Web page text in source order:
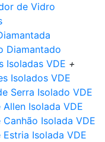
de Vidro
Diamantado
Isoladas VDE +
Isolados VDE
Serra Isolado VDE
Allen Isolada VDE
Canhão Isolada VDE
Estria Isolada VDE